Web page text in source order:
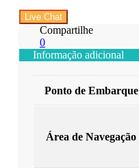
Live Chat
Compartilhe
0
Informação adicional
Ponto de Embarque
Área de Navegação